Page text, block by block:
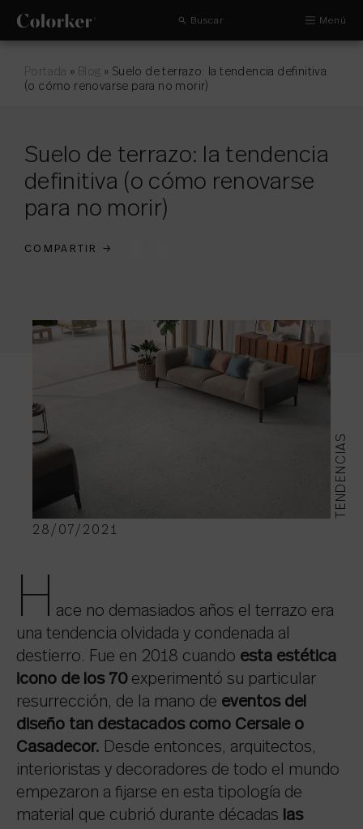
Buscar Menú
Portada » Blog » Suelo de terrazo: la tendencia definitiva
(o cómo renovarse para no morir)
Suelo de terrazo: la tendencia
definitiva (o cómo renovarse
para no morir)
COMPARTIR →
TENDENCIAS
28/07/2021
H ace no demasiados años el terrazo era
una tendencia olvidada y condenada al
destierro. Fue en 2018 cuando esta estética
icono de los 70experimentó su particular
resurrección, de la mano de eventos del
diseño tan destacados como Cersaie o
Casadecor. Desde entonces, arquitectos,
interioristas y decoradores de todo el mundo
empezaron a fijarse en esta tipología de
material que cubrió durante décadas las